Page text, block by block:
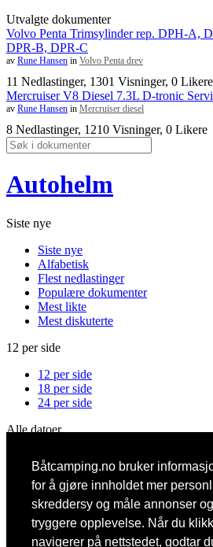
Båtcamping.no bruker
for å gjøre innholdet mer
skreddersy og måle annonser
tryggere opplevelse. Når du
navigerer på nettstedet, godtar
Utvalgte dokumenter
Volvo Penta Trimsylinder rep. DPH-A,
DPR-B, DPR-C
av Rune Hansen in Volvo Penta drev
11 Nedlastinger, 1301 Visninger, 0 Likere
Mercruiser V8 Diesel 7.3L D-tronic
av Rune Hansen in Mercruiser diesel
8 Nedlastinger, 1210 Visninger, 0 Likere
Autohelm
Siste nye
Siste nye
Alfabetisk
Flest nedlastinger
Populære dokumenter
Mest likte
Mest diskuterte
12 per side
12 per side
18 per side
24 per side
Alle datoer
Denne måned
Denne uken
I dag
Logg inn eller registrer deg